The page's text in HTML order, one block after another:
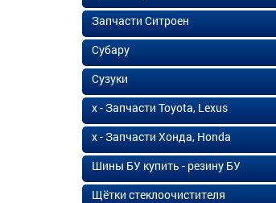
Запчасти Ситроен
Субару
Сузуки
х - Запчасти Toyota, Lexus
х - Запчасти Хонда, Honda
Шины БУ купить - резину БУ
Щётки стеклоочистителя